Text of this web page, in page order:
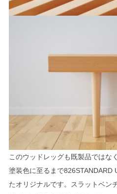
このウッドレッグも既製品ではな
塗装色に至るまで826STANDARD
たオリジナルです。スラットベン